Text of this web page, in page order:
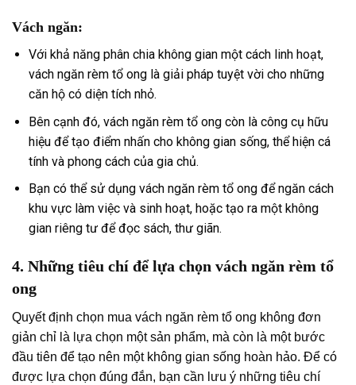
Vách ngăn:
Với khả năng phân chia không gian một cách linh hoạt,
vách ngăn rèm tổ ong là giải pháp tuyệt vời cho những
căn hộ có diện tích nhỏ.
Bên cạnh đó, vách ngăn rèm tổ ong còn là công cụ hữu
hiệu để tạo điểm nhấn cho không gian sống, thể hiện cá
tính và phong cách của gia chủ.
Bạn có thể sử dụng vách ngăn rèm tổ ong để ngăn cách
khu vực làm việc và sinh hoạt, hoặc tạo ra một không
gian riêng tư để đọc sách, thư giãn.
4. Những tiêu chí để lựa chọn vách ngăn rèm tổ
ong
Quyết định chọn mua vách ngăn rèm tổ ong không đơn
giản chỉ là lựa chọn một sản phẩm, mà còn là một bước
đầu tiên để tạo nên một không gian sống hoàn hảo. Để có
được lựa chọn đúng đắn, bạn cần lưu ý những tiêu chí